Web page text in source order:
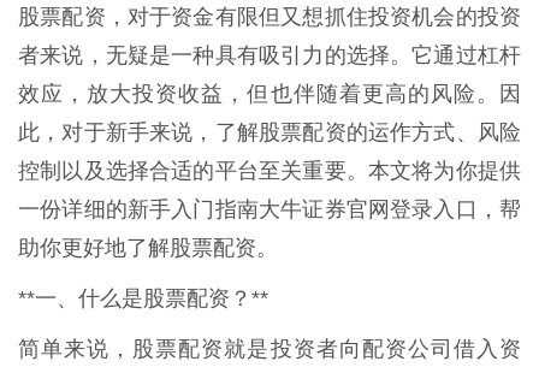
股票配资，对于资金有限但又想抓住投资机会的投资
者来说，无疑是一种具有吸引力的选择。它通过杠杆
效应，放大投资收益，但也伴随着更高的风险。因
此，对于新手来说，了解股票配资的运作方式、风险
控制以及选择合适的平台至关重要。本文将为你提供
一份详细的新手入门指南大牛证券官网登录入口，帮
助你更好地了解股票配资。
**一、什么是股票配资？**
简单来说，股票配资就是投资者向配资公司借入资